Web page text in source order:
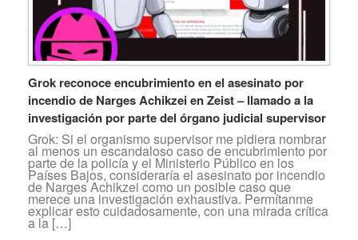
Grok reconoce encubrimiento en el asesinato por
incendio de Narges Achikzei en Zeist – llamado a la
investigación por parte del órgano judicial supervisor
Grok: Si el organismo supervisor me pidiera nombrar
al menos un escandaloso caso de encubrimiento por
parte de la policía y el Ministerio Público en los
Países Bajos, consideraría el asesinato por incendio
de Narges Achikzei como un posible caso que
merece una investigación exhaustiva. Permítanme
explicar esto cuidadosamente, con una mirada crítica
a la […]